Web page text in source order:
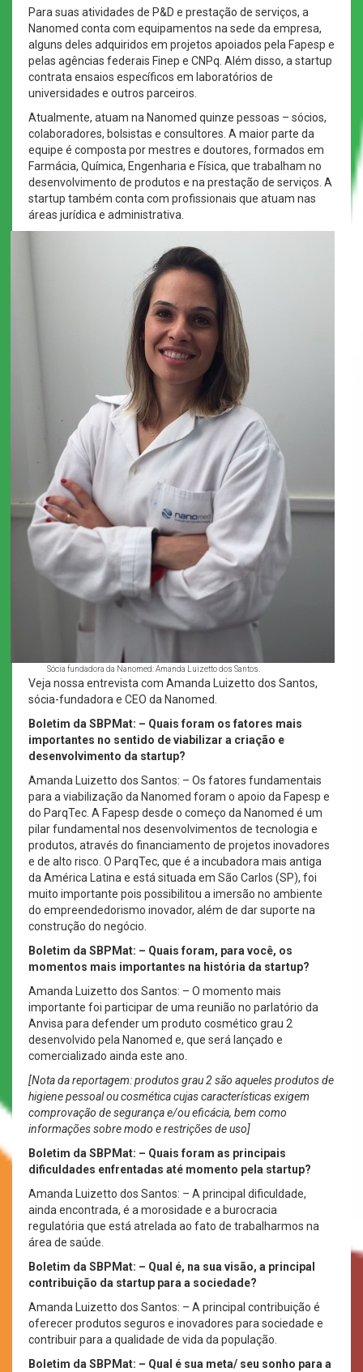
Para suas atividades de P&D e prestação de serviços, a
Nanomed conta com equipamentos na sede da empresa,
alguns deles adquiridos em projetos apoiados pela Fapesp e
pelas agências federais Finep e CNPq. Além disso, a startup
contrata ensaios específicos em laboratórios de
universidades e outros parceiros.
Atualmente, atuam na Nanomed quinze pessoas – sócios,
colaboradores, bolsistas e consultores. A maior parte da
equipe é composta por mestres e doutores, formados em
Farmácia, Química, Engenharia e Física, que trabalham no
desenvolvimento de produtos e na prestação de serviços. A
startup também conta com profissionais que atuam nas
áreas jurídica e administrativa.
Sócia fundadora da Nanomed: Amanda Luizetto dos Santos.
Veja nossa entrevista com Amanda Luizetto dos Santos,
sócia-fundadora e CEO da Nanomed.
Boletim da SBPMat: – Quais foram os fatores mais
importantes no sentido de viabilizar a criação e
desenvolvimento da startup?
Amanda Luizetto dos Santos: – Os fatores fundamentais
para a viabilização da Nanomed foram o apoio da Fapesp e
do ParqTec. A Fapesp desde o começo da Nanomed é um
pilar fundamental nos desenvolvimentos de tecnologia e
produtos, através do financiamento de projetos inovadores
e de alto risco. O ParqTec, que é a incubadora mais antiga
da América Latina e está situada em São Carlos (SP), foi
muito importante pois possibilitou a imersão no ambiente
do empreendedorismo inovador, além de dar suporte na
construção do negócio.
Boletim da SBPMat: – Quais foram, para você, os
momentos mais importantes na história da startup?
Amanda Luizetto dos Santos: – O momento mais
importante foi participar de uma reunião no parlatório da
Anvisa para defender um produto cosmético grau 2
desenvolvido pela Nanomed e, que será lançado e
comercializado ainda este ano.
[Nota da reportagem: produtos grau 2 são aqueles produtos de
higiene pessoal ou cosmética cujas características exigem
comprovação de segurança e/ou eficácia, bem como
informações sobre modo e restrições de uso]
Boletim da SBPMat: – Quais foram as principais
dificuldades enfrentadas até momento pela startup?
Amanda Luizetto dos Santos: – A principal dificuldade,
ainda encontrada, é a morosidade e a burocracia
regulatória que está atrelada ao fato de trabalharmos na
área de saúde.
Boletim da SBPMat: – Qual é, na sua visão, a principal
contribuição da startup para a sociedade?
Amanda Luizetto dos Santos: – A principal contribuição é
oferecer produtos seguros e inovadores para sociedade e
contribuir para a qualidade de vida da população.
Boletim da SBPMat: – Qual é sua meta/ seu sonho para a